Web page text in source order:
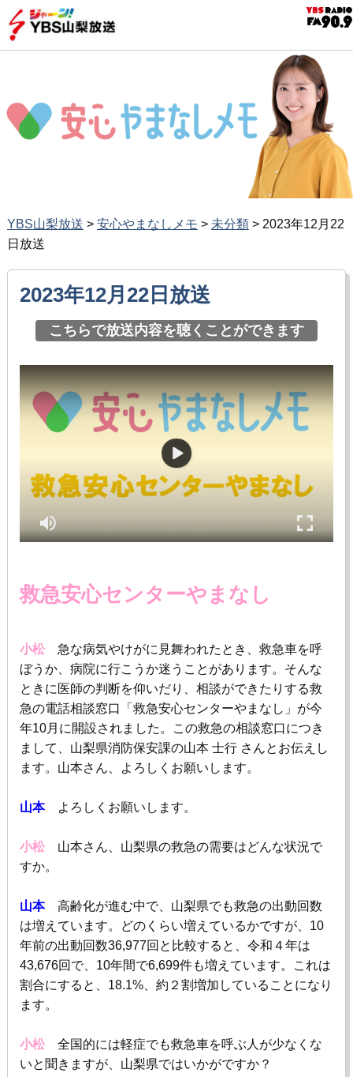
YBS山梨放送 > 安心やまなしメモ > 未分類> 2023年12月22
日放送
2023年12月22日放送
こちらで放送内容を聴くことができます
救急安心センターやまなし
小松急な病気やけがに見舞われたとき、救急車を呼
ぼうか、病院に行こうか迷うことがあります。そんな
ときに医師の判断を仰いだり、相談ができたりする救
急の電話相談窓口「救急安心センターやまなし」が今
年10月に開設されました。この救急の相談窓口につき
まして、山梨県消防保安課の山本 士行 さんとお伝えし
ます。山本さん、よろしくお願いします。
山本よろしくお願いします。
小松山本さん、山梨県の救急の需要はどんな状況で
すか。
山本高齢化が進む中で、山梨県でも救急の出動回数
は増えています。どのくらい増えているかですが、 10
年前の出動回数36,977回と比較すると、令和４年は
43,676回で、 10年間で6,699件も増えています。これは
割合にすると、 18.1%、約２割増加していることになり
ます。
小松全国的には軽症でも救急車を呼ぶ人が少なくな
いと聞きますが、山梨県ではいかがですか？